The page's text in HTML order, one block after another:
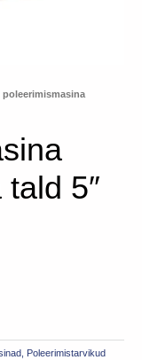
poleerimismasina
5″
Poleerimistarvikud